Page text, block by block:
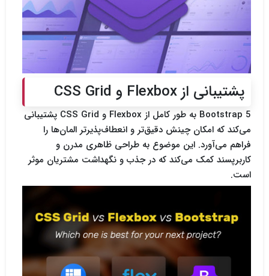
پشتیبانی از Flexbox و CSS Grid
Bootstrap 5 به طور کامل از Flexbox و CSS Grid پشتیبانی
می‌کند که امکان چینش دقیق‌تر و انعطاف‌پذیرتر المان‌ها را
فراهم می‌آورد. این موضوع به طراحی ظاهری مدرن و
کاربرپسند کمک می‌کند که در جذب و نگهداشت مشتریان موثر
است.